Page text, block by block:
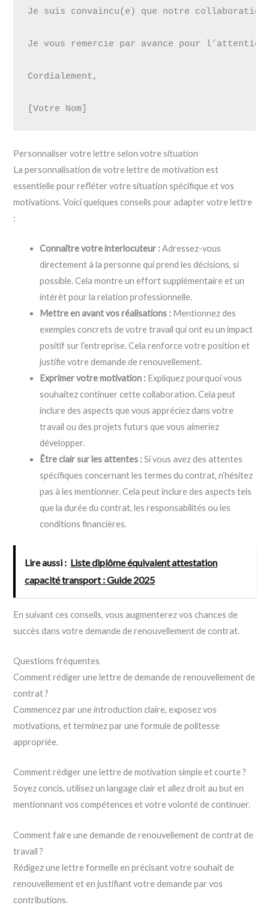
Je suis convaincu(e) que notre
Je vous remercie par avance pour
Cordialement,
Personnaliser votre lettre selon votre situation
La personnalisation de votre lettre de motivation est
essentielle pour refléter votre situation spécifique et vos
motivations. Voici quelques conseils pour adapter votre lettre
:
Connaître votre interlocuteur :Adressez-vous
directement à la personne qui prend les décisions, si
possible. Cela montre un effort supplémentaire et un
intérêt pour la relation professionnelle.
Mettre en avant vos réalisations : Mentionnez des
exemples concrets de votre travail qui ont eu un impact
positif sur l’entreprise. Cela renforce votre position et
justifie votre demande de renouvellement.
Exprimer votre motivation : Expliquez pourquoi vous
souhaitez continuer cette collaboration. Cela peut
inclure des aspects que vous appréciez dans votre
travail ou des projets futurs que vous aimeriez
développer.
Être clair sur les attentes :Si vous avez des attentes
spécifiques concernant les termes du contrat, n’hésitez
pas à les mentionner. Cela peut inclure des aspects tels
que la durée du contrat, les responsabilités ou les
conditions financières.
Lire aussi : Liste diplôme équivalent attestation
capacité transport : Guide 2025
En suivant ces conseils, vous augmenterez vos chances de
succès dans votre demande de renouvellement de contrat.
Questions fréquentes
Comment rédiger une lettre de demande de renouvellement de
contrat ?
Commencez par une introduction claire, exposez vos
motivations, et terminez par une formule de politesse
appropriée.
Comment rédiger une lettre de motivation simple et courte ?
Soyez concis, utilisez un langage clair et allez droit au but en
mentionnant vos compétences et votre volonté de continuer.
Comment faire une demande de renouvellement de contrat de
travail ?
Rédigez une lettre formelle en précisant votre souhait de
renouvellement et en justifiant votre demande par vos
contributions.